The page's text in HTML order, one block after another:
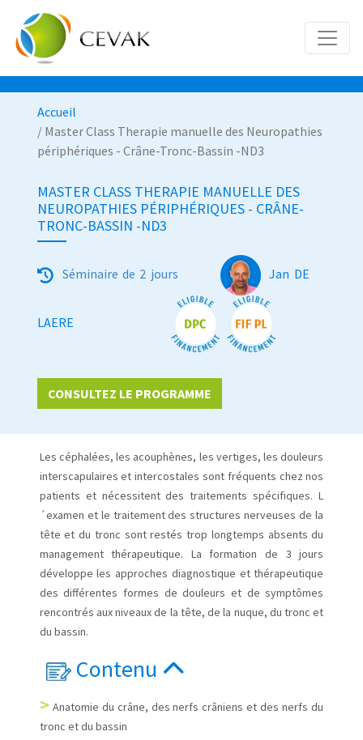
Accueil
/ Master Class Therapie manuelle des Neuropathies
périphériques - Crâne-Tronc-Bassin -ND3
MASTER CLASS THERAPIE MANUELLE DES
NEUROPATHIES PÉRIPHÉRIQUES - CRÂNE-
TRONC-BASSIN -ND3
Séminaire de 2 jours Jan DE
LAERE
CONSULTEZ LE PROGRAMME
Les céphalées, les acouphènes, les vertiges, les douleurs
interscapulaires et intercostales sont fréquents chez nos
patients et nécessitent des traitements spécifiques. L
´examen et le traitement des structures nerveuses de la
tête et du tronc sont restés trop longtemps absents du
management thérapeutique. La formation de 3 jours
développe les approches diagnostique et thérapeutique
des différentes formes de douleurs et de symptômes
rencontrés aux niveaux de la tête, de la nuque, du tronc et
du bassin.
Contenu
> Anatomie du crâne, des nerfs crâniens et des nerfs du
tronc et du bassin